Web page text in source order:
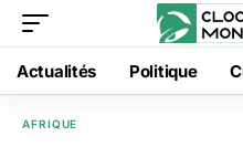
Actualités Politique
AFRIQUE